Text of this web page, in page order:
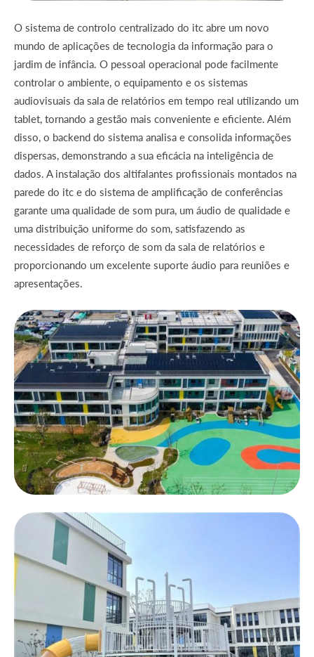
O sistema de controlo centralizado do itc abre um novo
mundo de aplicações de tecnologia da informação para o
jardim de infância. O pessoal operacional pode facilmente
controlar o ambiente, o equipamento e os sistemas
audiovisuais da sala de relatórios em tempo real utilizando um
tablet, tornando a gestão mais conveniente e eficiente. Além
disso, o backend do sistema analisa e consolida informações
dispersas, demonstrando a sua eficácia na inteligência de
dados. A instalação dos altifalantes profissionais montados na
parede do itc e do sistema de amplificação de conferências
garante uma qualidade de som pura, um áudio de qualidade e
uma distribuição uniforme do som, satisfazendo as
necessidades de reforço de som da sala de relatórios e
proporcionando um excelente suporte áudio para reuniões e
apresentações.